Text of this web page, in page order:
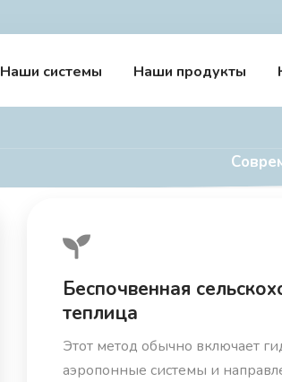
Наши системы Наши продукты
Беспочвенная
теплица
Этот метод обычно включает
аэропонные системы и